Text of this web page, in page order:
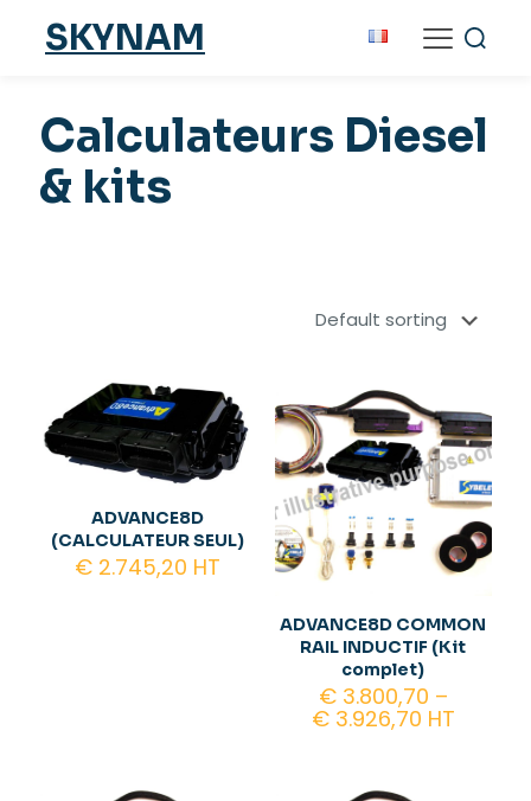
SKYNAM
Calculateurs Diesel
& kits
ADVANCE8D
(CALCULATEUR SEUL)
€ 2.745,20 HT
ADVANCE8D COMMON
RAIL INDUCTIF (Kit
complet)
€3.800,70 –
€3.926,70 HT